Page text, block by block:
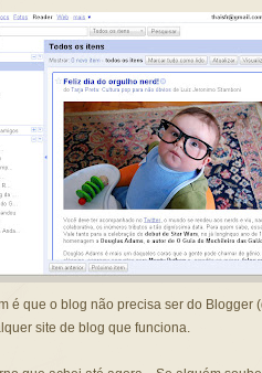
é que o blog não precisa ser do Blogger
site de blog que funciona.